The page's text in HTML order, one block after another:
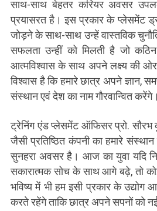
साथ-साथ बेहतर करियर अवसर
प्रयासरत है। इस प्रकार के प्लेसमेंट
जोड़ने के साथ-साथ उन्हें वास्तविक
सफलता उन्हीं को मिलती है जो
आत्मविश्वास के साथ अपने लक्ष्य की
विश्वास है कि हमारे छात्र अपने ज्ञान,
संस्थान एवं देश का नाम गौरवान्वित करेंगे।
ट्रेनिंग एंड प्लेसमेंट ऑफिसर प्रो. सौरभ
जैसी प्रतिष्ठित कंपनी का हमारे
सुनहरा अवसर है। आज का युवा यदि
सकारात्मक सोच के साथ आगे बढ़े, तो
भविष्य में भी हम इसी प्रकार के उद्योग
करते रहेंगे ताकि छात्र अपने सपनों को